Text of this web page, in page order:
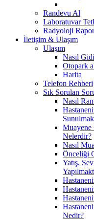
Randevu Al
Laboratuvar
Radyoloji
İletişim & Ulaşım
Ulaşım
Nasıl
Otopark
Harita
Telefon Rehberi
Sık Sorulan
Nasıl
Muayene
Nelerdir?
Nasıl
Önceliği
Yatış,
Nedir?